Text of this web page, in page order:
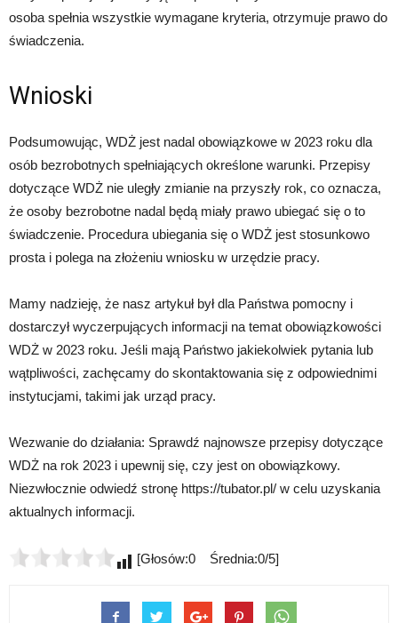
osoba spełnia wszystkie wymagane kryteria, otrzymuje prawo do
świadczenia.
Wnioski
Podsumowując, WDŻ jest nadal obowiązkowe w 2023 roku dla
osób bezrobotnych spełniających określone warunki. Przepisy
dotyczące WDŻ nie uległy zmianie na przyszły rok, co oznacza,
że osoby bezrobotne nadal będą miały prawo ubiegać się o to
świadczenie. Procedura ubiegania się o WDŻ jest stosunkowo
prosta i polega na złożeniu wniosku w urzędzie pracy.
Mamy nadzieję, że nasz artykuł był dla Państwa pomocny i
dostarczył wyczerpujących informacji na temat obowiązkowości
WDŻ w 2023 roku. Jeśli mają Państwo jakiekolwiek pytania lub
wątpliwości, zachęcamy do skontaktowania się z odpowiednimi
instytucjami, takimi jak urząd pracy.
Wezwanie do działania: Sprawdź najnowsze przepisy dotyczące
WDŻ na rok 2023 i upewnij się, czy jest on obowiązkowy.
Niezwłocznie odwiedź stronę https://tubator.pl/ w celu uzyskania
aktualnych informacji.
[Głosów:0 Średnia:0/5]